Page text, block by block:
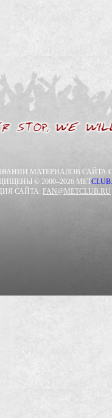
МАТЕРИАЛОВ САЙТА
© 2000–2026 METCLUB.
САЙТА: FAN@METCLUB.RU